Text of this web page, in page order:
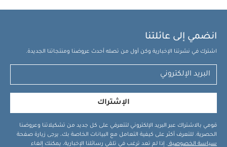
انضمي إلى عائلتنا
اشترك في نشرتنا الإخبارية وكن أول من تصله أحدث عروضنا ومنتجاتنا الجديدة.
الإشتراك
قومي بالاشتراك عبر البريد الإلكتروني لتتعرفي على كل جديد من تشكيلاتنا وعروضنا
الحصرية. للتعرف أكثر على كيفية التعامل مع البيانات الخاصة بك، يرجى زيارة صفحة
سياسة الخصوصية . إذا لم تعد ترغب في تلقي رسائلنا الإخبارية، يمكنك إلغاء